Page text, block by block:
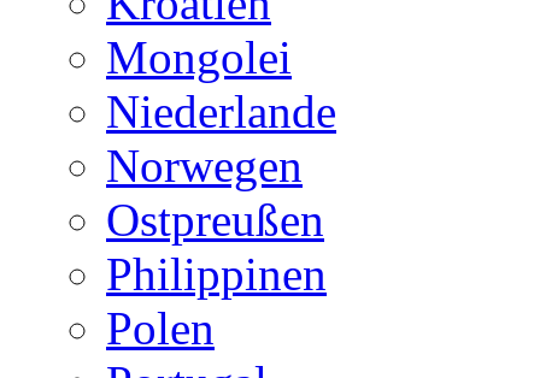
Mongolei
Niederlande
Norwegen
Ostpreußen
Philippinen
Polen